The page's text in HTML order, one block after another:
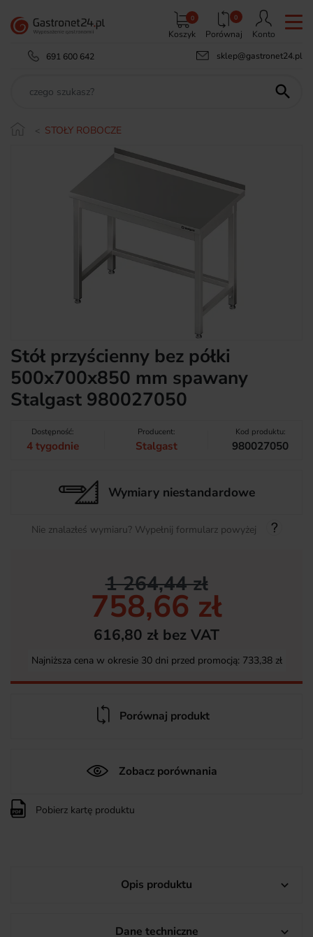
Koszyk
0 0
Porównaj
Konto
691 600 642
sklep@gastronet24.pl

STOŁY ROBOCZE
Stół przyścienny bez półki
500x700x850 mm spawany
Stalgast 980027050
Dostępność:
4 tygodnie
Producent:
Stalgast
Kod produktu:
980027050
Wymiary niestandardowe
Nie znalazłeś wymiaru? Wypełnij formularz powyżej
1 264,44 zł
758,66 zł
616,80 zł bez VAT
Najniższa cena w okresie 30 dni przed promocją: 733,38 zł
Porównaj produkt
Zobacz porównania
Pobierz kartę produktu
Opis produktu 
Dane techniczne 